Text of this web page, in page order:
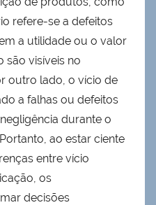
refere-se a defeitos
a utilidade ou o valor
são visíveis no
outro lado, o vício de
a falhas ou defeitos
durante o
ao estar ciente
entre vício
os
decisões